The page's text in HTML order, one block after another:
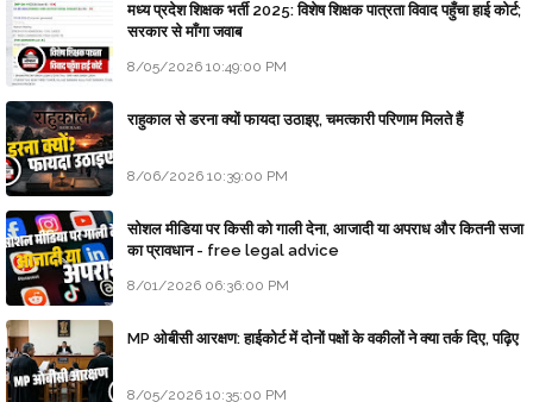
मध्य प्रदेश शिक्षक भर्ती 2025: विशेष शिक्षक पात्रता विवाद पहुँचा हाई कोर्ट;
सरकार से माँगा जवाब
8/05/2026 10:49:00 PM
राहुकाल से डरना क्यों फायदा उठाइए, चमत्कारी परिणाम मिलते हैं
8/06/2026 10:39:00 PM
सोशल मीडिया पर किसी को गाली देना, आजादी या अपराध और कितनी सजा
का प्रावधान - free legal advice
8/01/2026 06:36:00 PM
MP ओबीसी आरक्षण: हाईकोर्ट में दोनों पक्षों के वकीलों ने क्या तर्क दिए, पढ़िए
8/05/2026 10:35:00 PM